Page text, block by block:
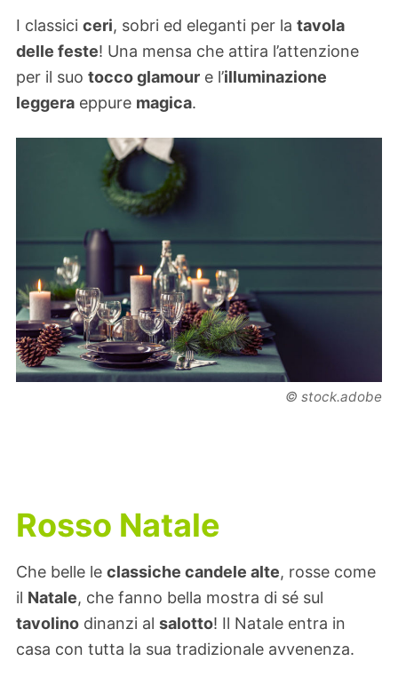
I classici ceri, sobri ed eleganti per la tavola
delle feste! Una mensa che attira l’attenzione
per il suo tocco glamour e l’illuminazione
leggera eppure magica.
© stock.adobe
Rosso Natale
Che belle le classiche candele alte, rosse come
il Natale, che fanno bella mostra di sé sul
tavolino dinanzi al salotto! Il Natale entra in
casa con tutta la sua tradizionale avvenenza.